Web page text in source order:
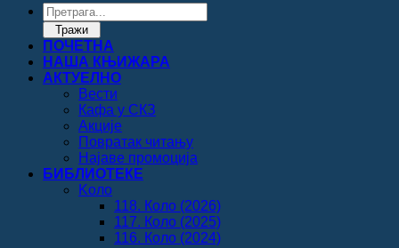
Products
search
Тражи
ПОЧЕТНА
НАША КЊИЖАРА
АКТУЕЛНО
Вести
Кафа у СКЗ
Акције
Повратак читању
Најаве промоција
БИБЛИОТЕКЕ
Koло
118. Коло (2026)
117. Коло (2025)
116. Коло (2024)